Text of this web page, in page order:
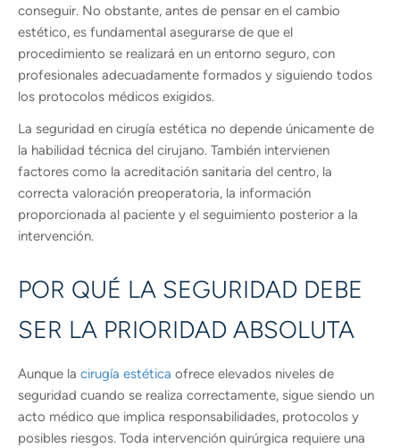
conseguir. No obstante, antes de pensar en el cambio
estético, es fundamental asegurarse de que el
procedimiento se realizará en un entorno seguro, con
profesionales adecuadamente formados y siguiendo todos
los protocolos médicos exigidos.
La seguridad en cirugía estética no depende únicamente de
la habilidad técnica del cirujano. También intervienen
factores como la acreditación sanitaria del centro, la
correcta valoración preoperatoria, la información
proporcionada al paciente y el seguimiento posterior a la
intervención.
POR QUÉ LA SEGURIDAD DEBE
SER LA PRIORIDAD ABSOLUTA
Aunque la cirugía estética ofrece elevados niveles de
seguridad cuando se realiza correctamente, sigue siendo un
acto médico que implica responsabilidades, protocolos y
posibles riesgos. Toda intervención quirúrgica requiere una